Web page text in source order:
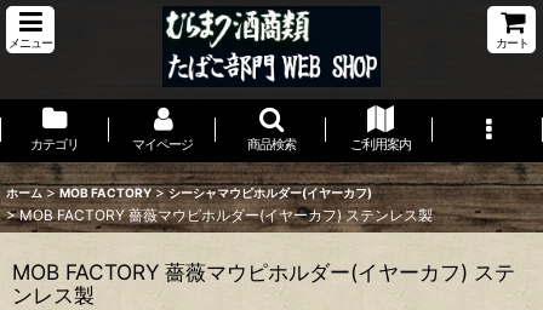
メニュー カート
カテゴリ マイページ 商品検索 ご利用案内
ホーム > MOB FACTORY > シーシャマウピホルダー(イヤーカフ)
> MOB FACTORY 薔薇マウピホルダー(イヤーカフ) ステンレス製
MOB FACTORY 薔薇マウピホルダー(イヤーカフ) ステ
ンレス製